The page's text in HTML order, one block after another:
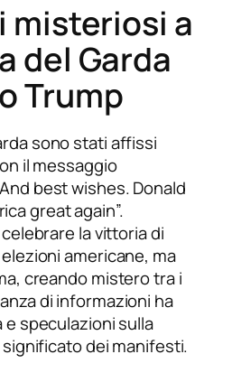
misteriosi a
del Garda
Trump
sono stati affissi
il messaggio
best wishes. Donald
great again”.
celebrare la vittoria di
americane, ma
creando mistero tra i
di informazioni ha
speculazioni sulla
dei manifesti.